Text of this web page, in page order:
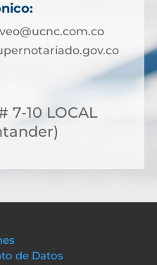
7-10 LOCAL
de Datos